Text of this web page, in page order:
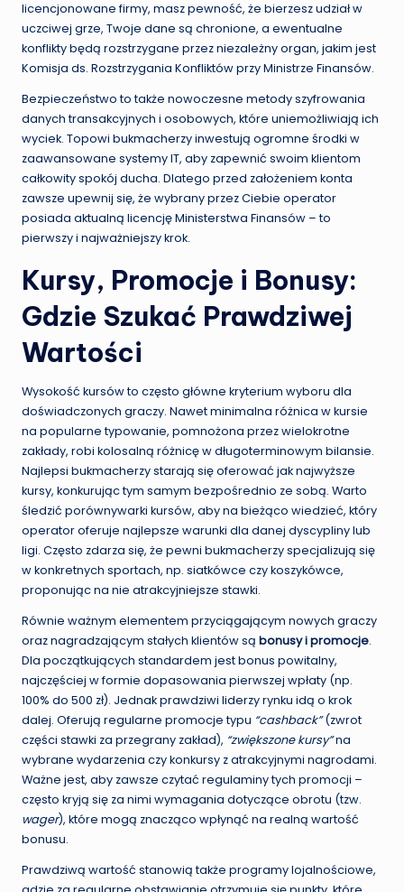
licencjonowane firmy, masz pewność, że bierzesz udział w
uczciwej grze, Twoje dane są chronione, a ewentualne
konflikty będą rozstrzygane przez niezależny organ, jakim jest
Komisja ds. Rozstrzygania Konfliktów przy Ministrze Finansów.
Bezpieczeństwo to także nowoczesne metody szyfrowania
danych transakcyjnych i osobowych, które uniemożliwiają ich
wyciek. Topowi bukmacherzy inwestują ogromne środki w
zaawansowane systemy IT, aby zapewnić swoim klientom
całkowity spokój ducha. Dlatego przed założeniem konta
zawsze upewnij się, że wybrany przez Ciebie operator
posiada aktualną licencję Ministerstwa Finansów – to
pierwszy i najważniejszy krok.
Kursy, Promocje i Bonusy:
Gdzie Szukać Prawdziwej
Wartości
Wysokość kursów to często główne kryterium wyboru dla
doświadczonych graczy. Nawet minimalna różnica w kursie
na popularne typowanie, pomnożona przez wielokrotne
zakłady, robi kolosalną różnicę w długoterminowym bilansie.
Najlepsi bukmacherzy starają się oferować jak najwyższe
kursy, konkurując tym samym bezpośrednio ze sobą. Warto
śledzić porównywarki kursów, aby na bieżąco wiedzieć, który
operator oferuje najlepsze warunki dla danej dyscypliny lub
ligi. Często zdarza się, że pewni bukmacherzy specjalizują się
w konkretnych sportach, np. siatkówce czy koszykówce,
proponując na nie atrakcyjniejsze stawki.
Równie ważnym elementem przyciągającym nowych graczy
oraz nagradzającym stałych klientów są bonusy i promocje.
Dla początkujących standardem jest bonus powitalny,
najczęściej w formie dopasowania pierwszej wpłaty (np.
100% do 500 zł). Jednak prawdziwi liderzy rynku idą o krok
dalej. Oferują regularne promocje typu “cashback”(zwrot
części stawki za przegrany zakład), “zwiększone kursy”na
wybrane wydarzenia czy konkursy z atrakcyjnymi nagrodami.
Ważne jest, aby zawsze czytać regulaminy tych promocji –
często kryją się za nimi wymagania dotyczące obrotu (tzw.
wager), które mogą znacząco wpłynąć na realną wartość
bonusu.
Prawdziwą wartość stanowią także programy lojalnościowe,